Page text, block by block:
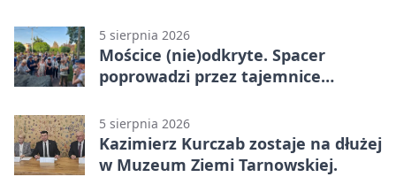
5 sierpnia 2026
Mościce (nie)odkryte. Spacer
poprowadzi przez tajemnice
5 sierpnia 2026
Kazimierz Kurczab zostaje na dłużej
w Muzeum Ziemi Tarnowskiej.